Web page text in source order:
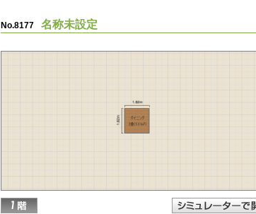
No.8177 名称未設定